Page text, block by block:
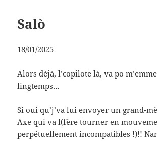
Salò
18/01/2025
Alors déjà, l’copilote là, va po
lingtemps…
Si oui qu’j’va lui envoyer un grand-
Axe qui va l(fère tourner en
perpétuellement incompatibles !)!!